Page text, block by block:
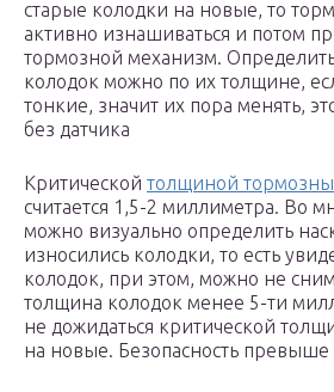
старые колодки на новые, то
активно изнашиваться и потом
тормозной механизм.
колодок можно по их толщине,
тонкие, значит их пора менять,
без датчика
Критической толщиной
считается 1,5-2 миллиметра. Во
можно визуально определить
износились колодки, то есть
колодок, при этом, можно не
толщина колодок менее 5-ти
не дожидаться критической
на новые. Безопасность превыше